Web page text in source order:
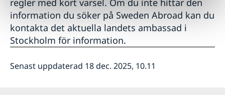
information du söker på Sweden Abroad kan du
kontakta det aktuella landets ambassad i
Stockholm för information.
Senast uppdaterad 18 dec. 2025, 10.11